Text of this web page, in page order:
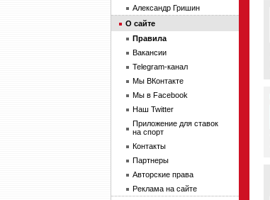
Александр Гришин
О сайте
Правила
Вакансии
Telegram-канал
Мы ВКонтакте
Мы в Facebook
Наш Twitter
Приложение для ставок
на спорт
Контакты
Партнеры
Авторские права
Реклама на сайте